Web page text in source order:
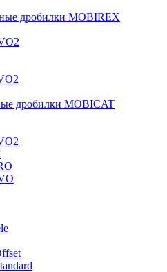
дробилки MOBIREX
дробилки MOBICAT